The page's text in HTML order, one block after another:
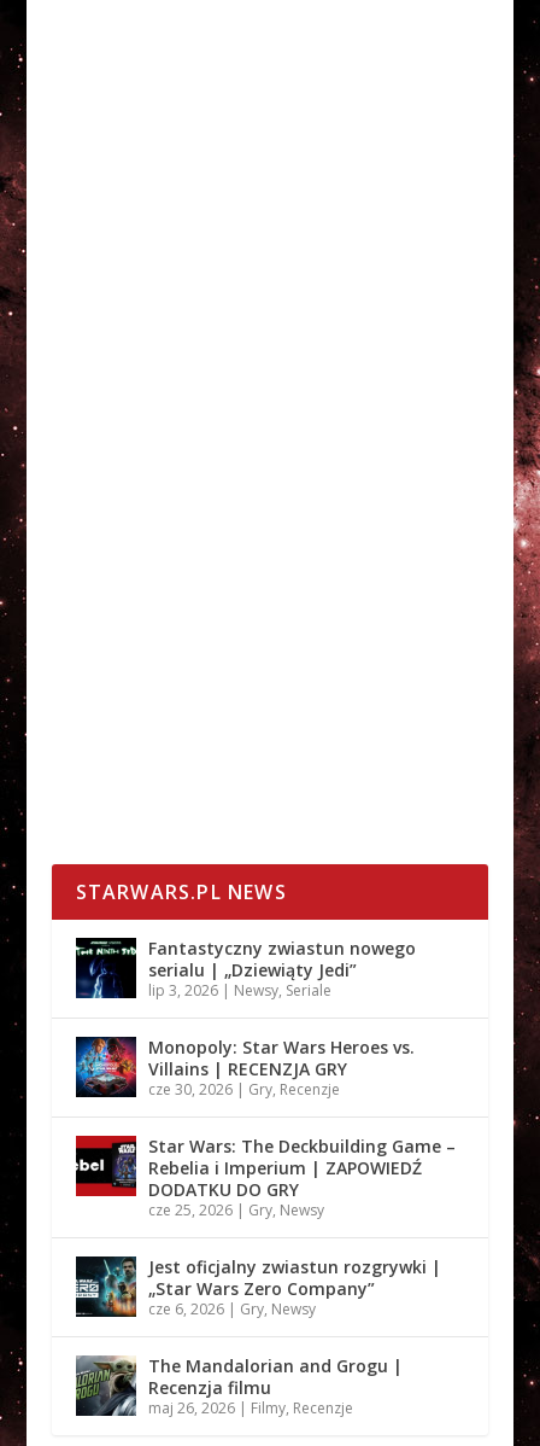
STARWARS.PL NEWS
Fantastyczny zwiastun nowego
serialu | „Dziewiąty Jedi”
lip 3, 2026| Newsy, Seriale
Monopoly: Star Wars Heroes vs.
Villains | RECENZJA GRY
cze 30, 2026| Gry, Recenzje
Star Wars: The Deckbuilding Game –
Rebelia i Imperium | ZAPOWIEDŹ
DODATKU DO GRY
cze 25, 2026| Gry, Newsy
Jest oficjalny zwiastun rozgrywki |
„Star Wars Zero Company”
cze 6, 2026| Gry, Newsy
The Mandalorian and Grogu |
Recenzja filmu
maj 26, 2026| Filmy, Recenzje